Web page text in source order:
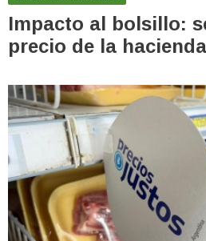
Impacto al bolsillo:
precio de la